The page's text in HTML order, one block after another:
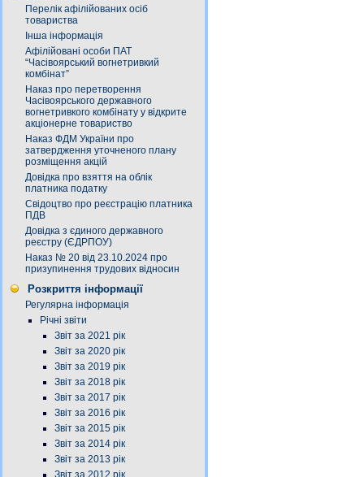
Перелік афілійованих осіб
товариства
Інша інформація
Афілійовані особи ПАТ
“Часівоярський вогнетривкий
комбінат”
Наказ про перетворення
Часівоярського державного
вогнетривкого комбінату у відкрите
акціонерне товариство
Наказ ФДМ України про
затвердження уточненого плану
розміщення акцій
Довідка про взяття на облік
платника податку
Свідоцтво про реєстрацію платника
ПДВ
Довідка з єдиного державного
реєстру (ЄДРПОУ)
Наказ № 20 від 23.10.2024 про
призупинення трудових відносин
Розкриття інформації
Регулярна інформація
Річні звіти
Звіт за 2021 рік
Звіт за 2020 рік
Звіт за 2019 рік
Звіт за 2018 рік
Звіт за 2017 рік
Звіт за 2016 рік
Звіт за 2015 рік
Звіт за 2014 рік
Звіт за 2013 рік
Звіт за 2012 рік